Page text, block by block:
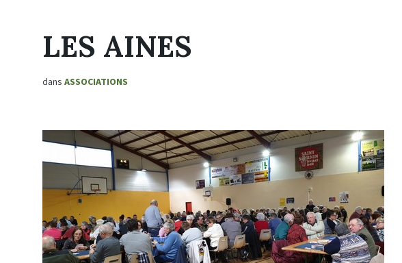
LES AINES
dans ASSOCIATIONS